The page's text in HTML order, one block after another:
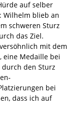
auf selber
Wilhelm blieb an
schweren Sturz
das Ziel.
mit dem
eine Medaille bei
den Sturz
bei
dass ich auf